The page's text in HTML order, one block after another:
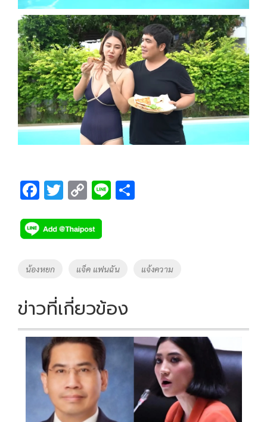
F
e
b
o
k
T
tt
er
C
p
y
Li
k
Li
Tags
น้องหยก แจ็ค แฟนฉัน แจ้งความ
ข่าวที่เกี่ยวข้อง